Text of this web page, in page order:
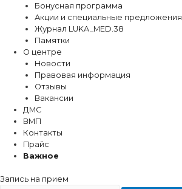
Бонусная программа
Акции и специальные предложения
Журнал LUKA_MED.38
Памятки
О центре
Новости
Правовая информация
Отзывы
Вакансии
ДМС
ВМП
Контакты
Прайс
Важное
Запись на прием